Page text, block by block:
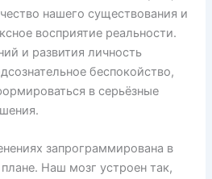
нашего существования и
восприятие реальности.
и развития личность
беспокойство,
в серьёзные
запрограммирована в
Наш мозг устроен так,